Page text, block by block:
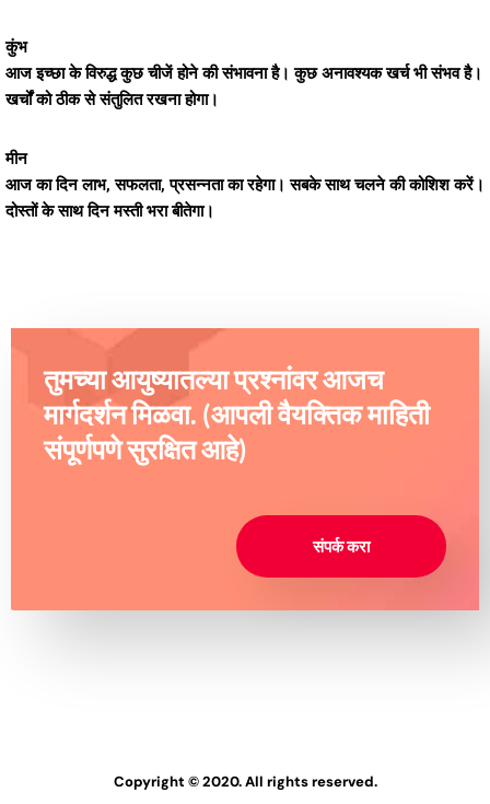
कुंभ
आज इच्छा के विरुद्ध कुछ चीजें होने की संभावना है। कुछ अनावश्यक खर्च भी संभव है।
खर्चों को ठीक से संतुलित रखना होगा।
मीन
आज का दिन लाभ, सफलता, प्रसन्नता का रहेगा। सबके साथ चलने की कोशिश करें।
दोस्तों के साथ दिन मस्ती भरा बीतेगा।
तुमच्या आयुष्यातल्या प्रश्नांवर आजच
मार्गदर्शन मिळवा. (आपली वैयक्तिक माहिती
संपूर्णपणे सुरक्षित आहे)
संपर्क करा
Copyright © 2020. All rights reserved.